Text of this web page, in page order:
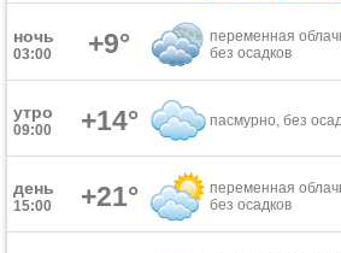
ночь
03:00 +9°
переменная
без осадков
утро
09:00 +14° пасмурно, без
день
15:00 +21°
переменная
без осадков